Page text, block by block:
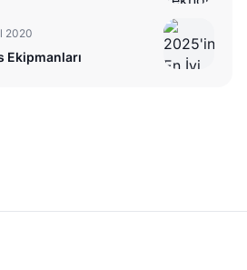
2020
Ekipmanları